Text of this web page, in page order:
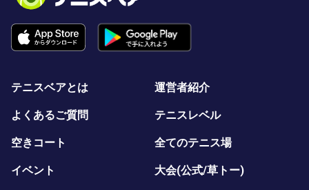
テニスベアとは 運営者紹介
よくあるご質問 テニスレベル
空きコート 全てのテニス場
イベント 大会(公式/草トー)